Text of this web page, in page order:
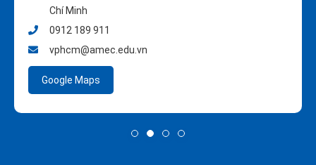
Chí Minh
0912 189 911
vphcm@amec.edu.vn
Google Maps